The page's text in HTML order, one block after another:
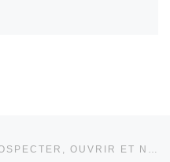
LA QUÊTE DE SENS : INTROSPECTER, OUVRIR ET NOURRIR SON ESPRIT ET SON CŒUR